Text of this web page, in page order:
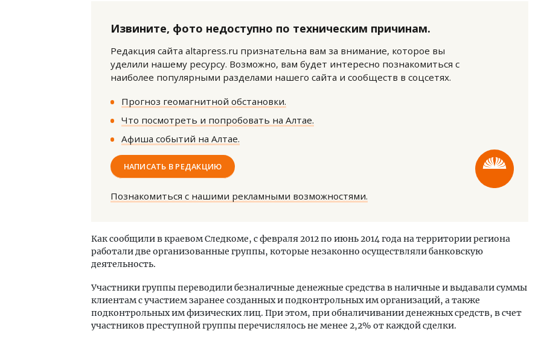
Извините, фото недоступно по техническим причинам.
Редакция сайта altapress.ru признательна вам за внимание, которое вы
уделили нашему ресурсу. Возможно, вам будет интересно познакомиться с
наиболее популярными разделами нашего сайта и сообществ в соцсетях.
Прогноз геомагнитной обстановки.
Что посмотреть и попробовать на Алтае.
Афиша событий на Алтае.
НАПИСАТЬ В РЕДАКЦИЮ
Познакомиться с нашими рекламными возможностями.
Как сообщили в краевом Следкоме, с февраля 2012 по июнь 2014 года на территории региона
работали две организованные группы, которые незаконно осуществляли банковскую
деятельность.
Участники группы переводили безналичные денежные средства в наличные и выдавали суммы
клиентам с участием заранее созданных и подконтрольных им организаций, а также
подконтрольных им физических лиц. При этом, при обналичивании денежных средств, в счет
участников преступной группы перечислялось не менее 2,2% от каждой сделки.
Смелость архитектурных идей.
Генеральный директор компании
СТРОИТЕЛЬСТВО СТРОИТЕЛЬСТВО